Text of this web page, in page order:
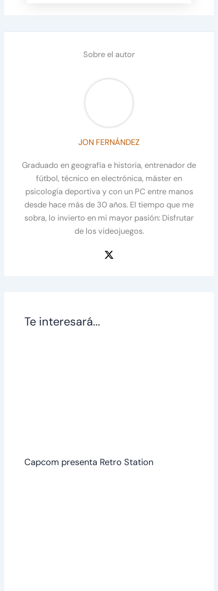
Sobre el autor
JON FERNÁNDEZ
Graduado en geografía e historia, entrenador de
fútbol, técnico en electrónica, máster en
psicología deportiva y con un PC entre manos
desde hace más de 30 años. El tiempo que me
sobra, lo invierto en mi mayor pasión: Disfrutar
de los videojuegos.
Te interesará...
Capcom presenta Retro Station